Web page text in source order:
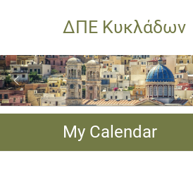
ΔΠΕ Κυκλάδων
My Calendar